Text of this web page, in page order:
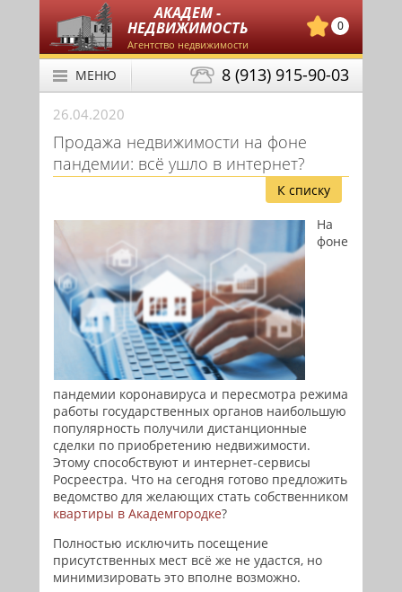
АКАДЕМ -
НЕДВИЖИМОСТЬ
Агентство недвижимости
0
8 (913) 915-90-03
МЕНЮ
26.04.2020
Продажа недвижимости на фоне
пандемии: всё ушло в интернет?
К списку
На
фоне
пандемии коронавируса и пересмотра режима
работы государственных органов наибольшую
популярность получили дистанционные
сделки по приобретению недвижимости.
Этому способствуют и интернет-сервисы
Росреестра. Что на сегодня готово предложить
ведомство для желающих стать собственником
квартиры в Академгородке?
Полностью исключить посещение
присутственных мест всё же не удастся, но
минимизировать это вполне возможно.